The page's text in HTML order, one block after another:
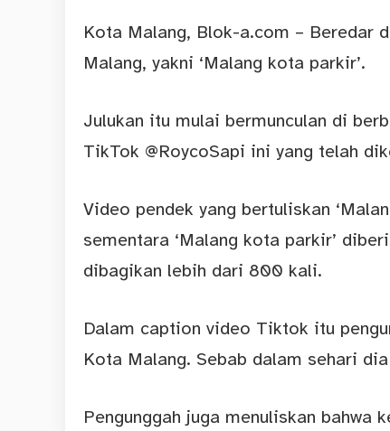
Kota Malang, Blok-a.com – Beredar
Malang, yakni ‘Malang kota parkir’.
Julukan itu mulai bermunculan di
TikTok @RoycoSapi ini yang telah
Video pendek yang bertuliskan
sementara ‘Malang kota parkir’
dibagikan lebih dari 800 kali.
Dalam caption video Tiktok itu
Kota Malang. Sebab dalam sehari
Pengunggah juga menuliskan bahwa